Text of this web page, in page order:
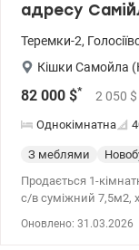
адресу
Теремки-2,
Кішки Самойла
82 000 $* 2 050 $
Однокімнатна
З меблями
Продається 1-
с/в суміжний 7,5м2,
Оновлено: 31.03.2026